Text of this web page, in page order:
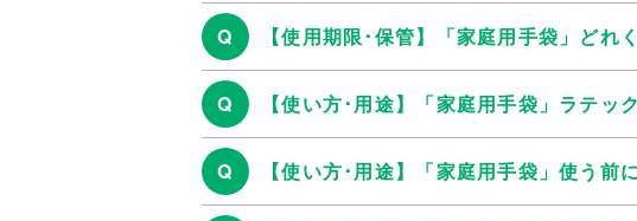
Q 【使用期限･保管】「家庭用手袋」どれ
Q 【使い方･用途】「家庭用手袋」ラテ
Q 【使い方･用途】「家庭用手袋」使う前